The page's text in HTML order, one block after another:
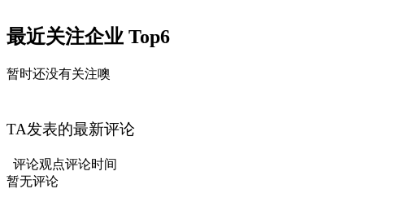
最近关注企业 Top6
暂时还没有关注噢
TA发表的最新评论
评论观点评论时间
暂无评论